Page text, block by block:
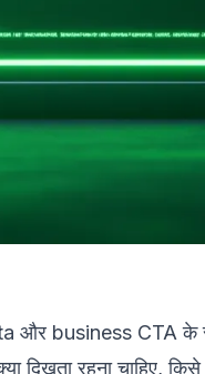
और business CTA
दिखता रहना चाहिए,